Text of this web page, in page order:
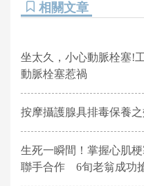
相關文章
坐太久，小心動脈栓塞!
動脈栓塞惹禍
按摩攝護腺具排毒保養之
生死一瞬間！掌握心肌
聯手合作 6旬老翁成功